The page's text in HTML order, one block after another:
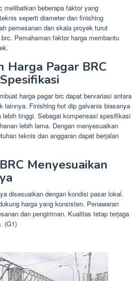
melibatkan beberapa faktor yang
seperti diameter dan finishing
pemesanan dan skala proyek turut
Pemahaman faktor harga membantu
Harga Pagar BRC
harga pagar brc dapat bervariasi antara
lainnya. Finishing hot dip galvanis biasanya
lebih tinggi. Sebagai kompensasi spesifikasi
lebih lama. Dengan menyesuaikan
teknis dan anggaran dapat berjalan
Menyesuaikan
disesuaikan dengan kondisi pasar lokal.
harga yang konsisten. Penawaran
dan pengiriman. Kualitas tetap terjaga
(G1)